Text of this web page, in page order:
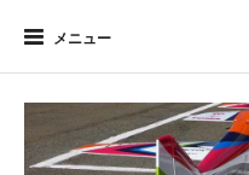
メニュー